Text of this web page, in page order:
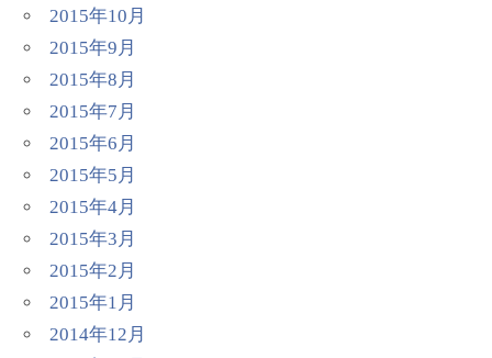
2015年10月
2015年9月
2015年8月
2015年7月
2015年6月
2015年5月
2015年4月
2015年3月
2015年2月
2015年1月
2014年12月